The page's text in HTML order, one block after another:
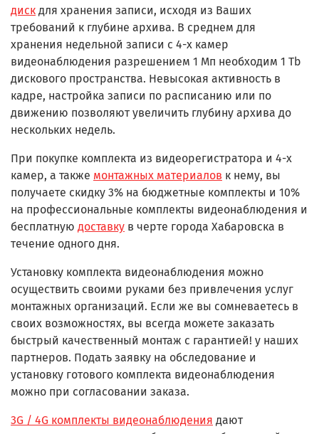
диск для хранения записи, исходя из Ваших
требований к глубине архива. В среднем для
хранения недельной записи с 4-х камер
видеонаблюдения разрешением 1 Мп необходим 1 Tb
дискового пространства. Невысокая активность в
кадре, настройка записи по расписанию или по
движению позволяют увеличить глубину архива до
нескольких недель.
При покупке комплекта из видеорегистратора и 4-х
камер, а также монтажных материалов к нему, вы
получаете скидку 3% на бюджетные комплекты и 10%
на профессиональные комплекты видеонаблюдения и
бесплатную доставку в черте города Хабаровска в
течение одного дня.
Установку комплекта видеонаблюдения можно
осуществить своими руками без привлечения услуг
монтажных организаций. Если же вы сомневаетесь в
своих возможностях, вы всегда можете заказать
быстрый качественный монтаж с гарантией! у наших
партнеров. Подать заявку на обследование и
установку готового комплекта видеонаблюдения
можно при согласовании заказа.
3G / 4G комплекты видеонаблюдения дают